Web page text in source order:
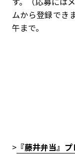
ムから登録でき
午まで。
> 『藤井弁当』